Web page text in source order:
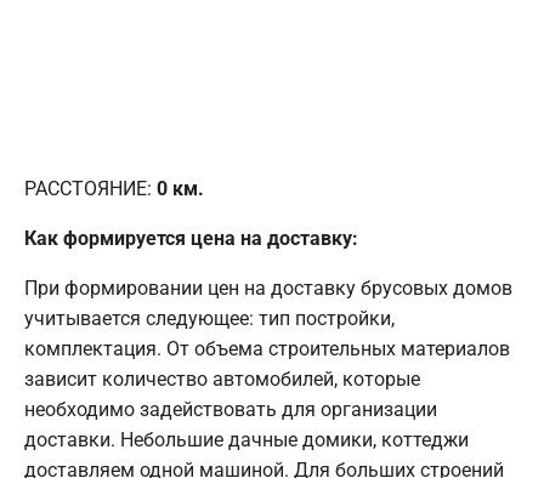
РАССТОЯНИЕ: 0 км.
Как формируется цена на доставку:
При формировании цен на доставку брусовых домов
учитывается следующее: тип постройки,
комплектация. От объема строительных материалов
зависит количество автомобилей, которые
необходимо задействовать для организации
доставки. Небольшие дачные домики, коттеджи
доставляем одной машиной. Для больших строений